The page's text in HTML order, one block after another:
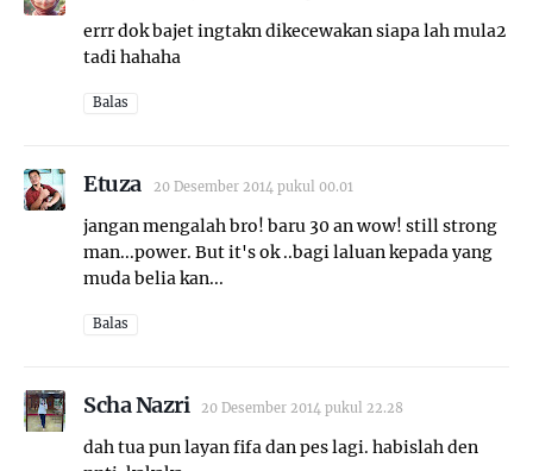
errr dok bajet ingtakn dikecewakan siapa lah mula2
tadi hahaha
Balas
Etuza 20 Desember 2014 pukul 00.01
jangan mengalah bro! baru 30 an wow! still strong
man...power. But it's ok ..bagi laluan kepada yang
muda belia kan...
Balas
Scha Nazri 20 Desember 2014 pukul 22.28
dah tua pun layan fifa dan pes lagi. habislah den